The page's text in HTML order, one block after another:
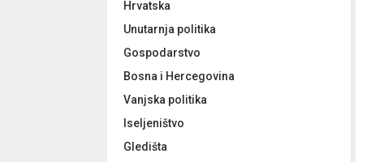
Hrvatska
Unutarnja politika
Gospodarstvo
Bosna i Hercegovina
Vanjska politika
Iseljeništvo
Gledišta